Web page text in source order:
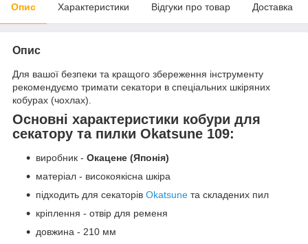
Опис Характеристики Відгуки про товар Доставка
Опис
Для вашої безпеки та кращого збереження інструменту
рекомендуємо тримати секатори в спеціальних шкіряних
кобурах (чохлах).
Основні характеристики кобури для
секатору та пилки Okatsune 109:
виробник - Окацене (Японія)
матеріал - високоякісна шкіра
підходить для секаторів Okatsune та складених пил
кріплення - отвір для ременя
довжина - 210 мм